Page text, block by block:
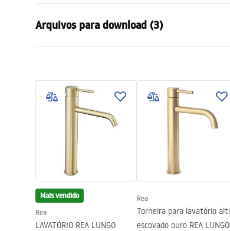
Método de instalação
Cor
Materiais
Intervalo da goteira
Technologia powłoki
Diâmetro da conexão
Garantia
5
Arquivos para download (3)
Warranty_Terms_and_Conditions_
Faucets_-_5.pdf
Informações de segurança
Safety_Information_Faucets.pdf
Mais vendido
Rea
LAVATÓRIO REA LUNGO
Rea
Torneira para lavatório
escovado ouro REA LUNGO